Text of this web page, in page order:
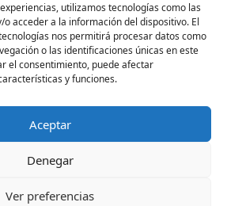
utilizamos tecnologías como las
acceder a la información del dispositivo. El
nos permitirá procesar datos como
o las identificaciones únicas en este
el consentimiento, puede afectar
y funciones.
Aceptar
Denegar
Ver preferencias